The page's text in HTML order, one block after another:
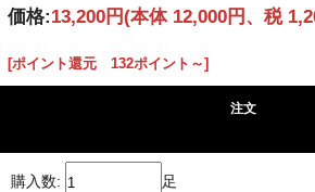
価格:13,200円(本体 12,000円、税
[ポイント還元 132ポイント～]
注文
購入数: 足